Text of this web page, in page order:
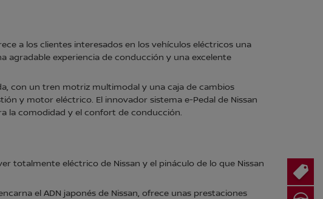
a los clientes interesados en los vehículos eléctricos una
agradable experiencia de conducción y una excelente
con un tren motriz multimodal y una caja de cambios
y motor eléctrico. El innovador sistema e-Pedal de Nissan
la comodidad y el confort de conducción.
totalmente eléctrico de Nissan y el pináculo de lo que Nissan
el ADN japonés de Nissan, ofrece unas prestaciones